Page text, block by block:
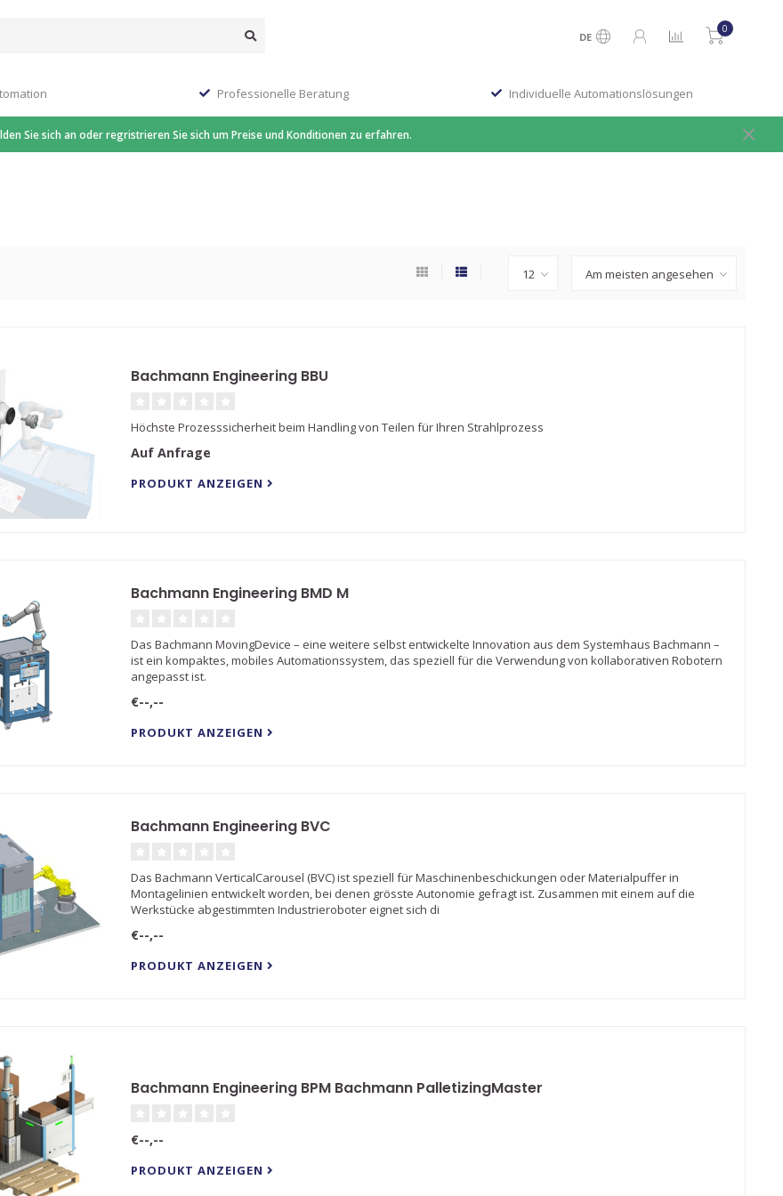
DE
0
Professionelle Beratung Individuelle Automationslösungen
Sie sich an oder regristrieren Sie sich um Preise und Konditionen zu erfahren.
Bachmann Engineering BBU
Höchste Prozesssicherheit beim Handling von Teilen für Ihren Strahlprozess
Auf Anfrage
PRODUKT ANZEIGEN
Bachmann Engineering BMD M
Das Bachmann MovingDevice – eine weitere selbst entwickelte Innovation aus dem Systemhaus Bachmann –
ist ein kompaktes, mobiles Automationssystem, das speziell für die Verwendung von kollaborativen Robotern
angepasst ist.
€--,--
PRODUKT ANZEIGEN
Bachmann Engineering BVC
Das Bachmann VerticalCarousel (BVC) ist speziell für Maschinenbeschickungen oder Materialpuffer in
Montagelinien entwickelt worden, bei denen grösste Autonomie gefragt ist. Zusammen mit einem auf die
Werkstücke abgestimmten Industrieroboter eignet sich di
€--,--
PRODUKT ANZEIGEN
Bachmann Engineering BPM Bachmann PalletizingMaster
€--,--
PRODUKT ANZEIGEN